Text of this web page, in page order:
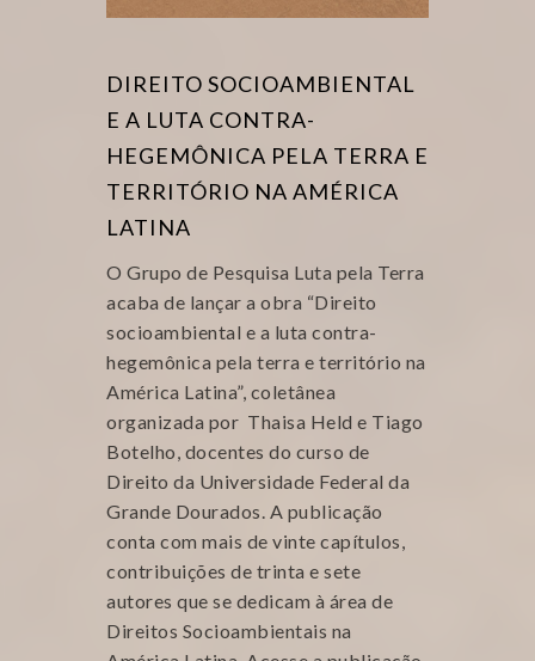
DIREITO SOCIOAMBIENTAL
E A LUTA CONTRA-
HEGEMÔNICA PELA TERRA E
TERRITÓRIO NA AMÉRICA
LATINA
O Grupo de Pesquisa Luta pela Terra
acaba de lançar a obra “Direito
socioambiental e a luta contra-
hegemônica pela terra e território na
América Latina”, coletânea
organizada por Thaisa Held e Tiago
Botelho, docentes do curso de
Direito da Universidade Federal da
Grande Dourados. A publicação
conta com mais de vinte capítulos,
contribuições de trinta e sete
autores que se dedicam à área de
Direitos Socioambientais na